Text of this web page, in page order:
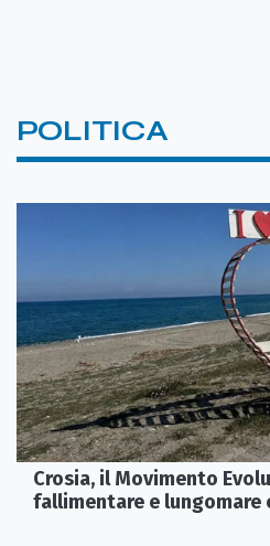
POLITICA
Crosia, il Movimento
fallimentare e lungomare